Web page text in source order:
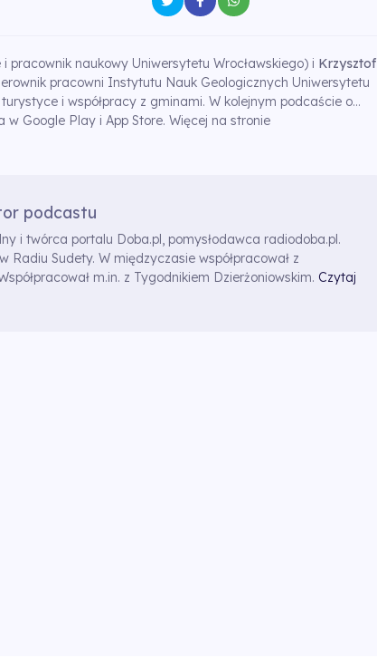
pracownik naukowy Uniwersytetu Wrocławskiego) i Krzysztof
pracowni Instytutu Nauk Geologicznych Uniwersytetu
i współpracy z gminami. W kolejnym podcaście o…
w Google Play i App Store. Więcej na stronie
podcastu
i twórca portalu Doba.pl, pomysłodawca radiodoba.pl.
Radiu Sudety. W międzyczasie współpracował z
m.in. z Tygodnikiem Dzierżoniowskim. Czytaj